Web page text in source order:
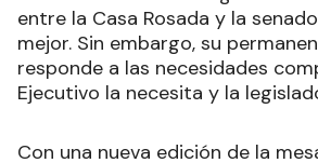
entre la Casa Rosada y la
mejor. Sin embargo, su
responde a las necesidades
Ejecutivo la necesita y la
Con una nueva edición de la